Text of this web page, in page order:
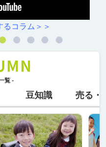
ラム＞＞
覧 -
豆知識 売る・